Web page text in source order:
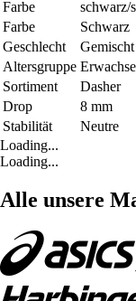
Farbe
schwarz/
Farbe
Schwarz
Geschlecht
Gemischt
Altersgruppe
Sortiment
Dasher
Drop
8 mm
Stabilität
Neutre
Loading...
Loading...
Alle unsere